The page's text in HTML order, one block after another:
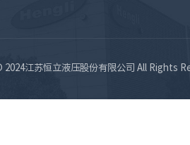
江苏恒立液压股份有限公司 All Rights